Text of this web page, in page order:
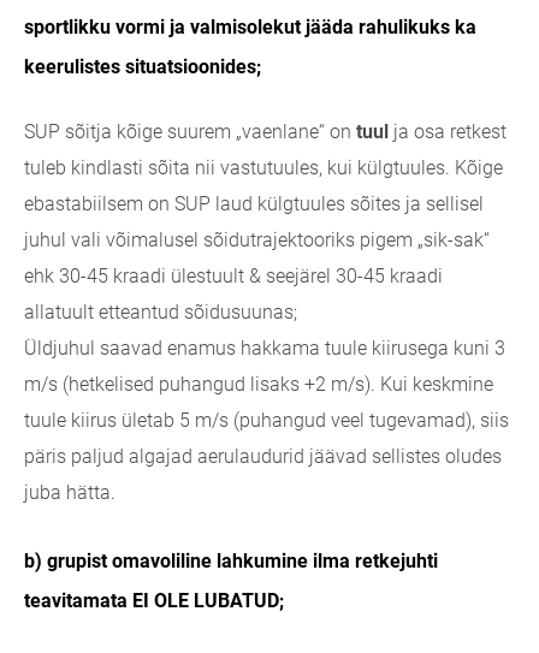
sportlikku vormi ja valmisolekut jääda rahulikuks ka
keerulistes situatsioonides;
SUP sõitja kõige suurem „vaenlane“ on tuul ja osa retkest
tuleb kindlasti sõita nii vastutuules, kui külgtuules. Kõige
ebastabiilsem on SUP laud külgtuules sõites ja sellisel
juhul vali võimalusel sõidutrajektooriks pigem „sik-sak“
ehk 30-45 kraadi ülestuult & seejärel 30-45 kraadi
allatuult etteantud sõidusuunas;
Üldjuhul saavad enamus hakkama tuule kiirusega kuni 3
m/s (hetkelised puhangud lisaks +2 m/s). Kui keskmine
tuule kiirus ületab 5 m/s (puhangud veel tugevamad), siis
päris paljud algajad aerulaudurid jäävad sellistes oludes
juba hätta.
b) grupist omavoliline lahkumine ilma retkejuhti
teavitamata EI OLE LUBATUD;